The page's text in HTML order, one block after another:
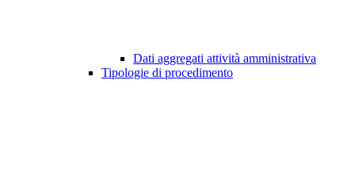
Dati aggregati attività amministrativa
Tipologie di procedimento